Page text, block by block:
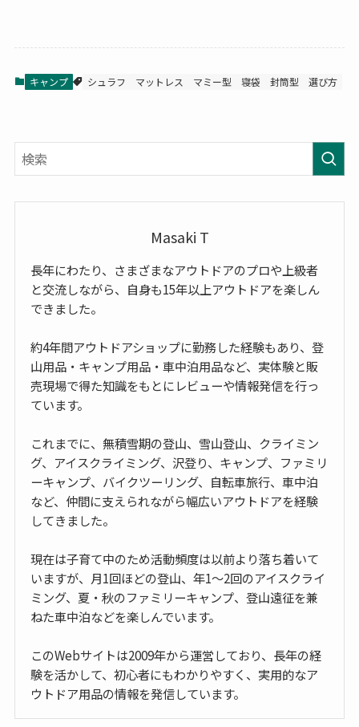
キャンプ シュラフ マットレス マミー型 寝袋 封筒型 選び方
Masaki T
長年にわたり、さまざまなアウトドアのプロや上級者
と交流しながら、自身も15年以上アウトドアを楽しん
できました。
約4年間アウトドアショップに勤務した経験もあり、登
山用品・キャンプ用品・車中泊用品など、実体験と販
売現場で得た知識をもとにレビューや情報発信を行っ
ています。
これまでに、無積雪期の登山、雪山登山、クライミン
グ、アイスクライミング、沢登り、キャンプ、ファミリ
ーキャンプ、バイクツーリング、自転車旅行、車中泊
など、仲間に支えられながら幅広いアウトドアを経験
してきました。
現在は子育て中のため活動頻度は以前より落ち着いて
いますが、月1回ほどの登山、年1〜2回のアイスクライ
ミング、夏・秋のファミリーキャンプ、登山遠征を兼
ねた車中泊などを楽しんでいます。
このWebサイトは2009年から運営しており、長年の経
験を活かして、初心者にもわかりやすく、実用的なア
ウトドア用品の情報を発信しています。